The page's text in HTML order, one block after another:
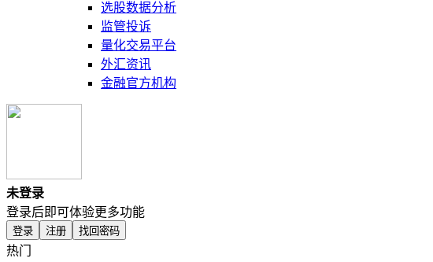
选股数据分析
监管投诉
量化交易平台
外汇资讯
金融官方机构
未登录
登录后即可体验更多功能
登录 注册 找回密码
热门